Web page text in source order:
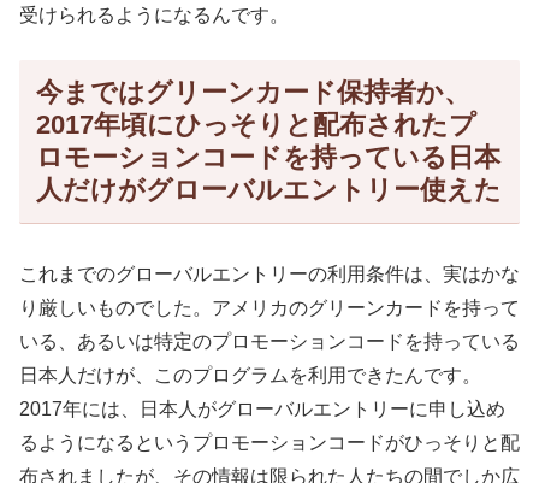
受けられるようになるんです。
今まではグリーンカード保持者か、
2017年頃にひっそりと配布されたプ
ロモーションコードを持っている日本
人だけがグローバルエントリー使えた
これまでのグローバルエントリーの利用条件は、実はかな
り厳しいものでした。アメリカのグリーンカードを持って
いる、あるいは特定のプロモーションコードを持っている
日本人だけが、このプログラムを利用できたんです。
2017年には、日本人がグローバルエントリーに申し込め
るようになるというプロモーションコードがひっそりと配
布されましたが、その情報は限られた人たちの間でしか広